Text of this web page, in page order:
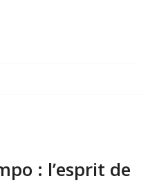
: l’esprit de